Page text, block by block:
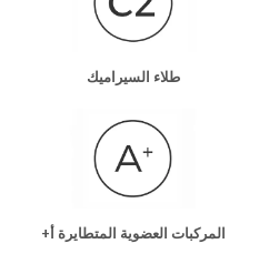
طلاء السيراميك
المركبات العضوية المتطايرة أ+